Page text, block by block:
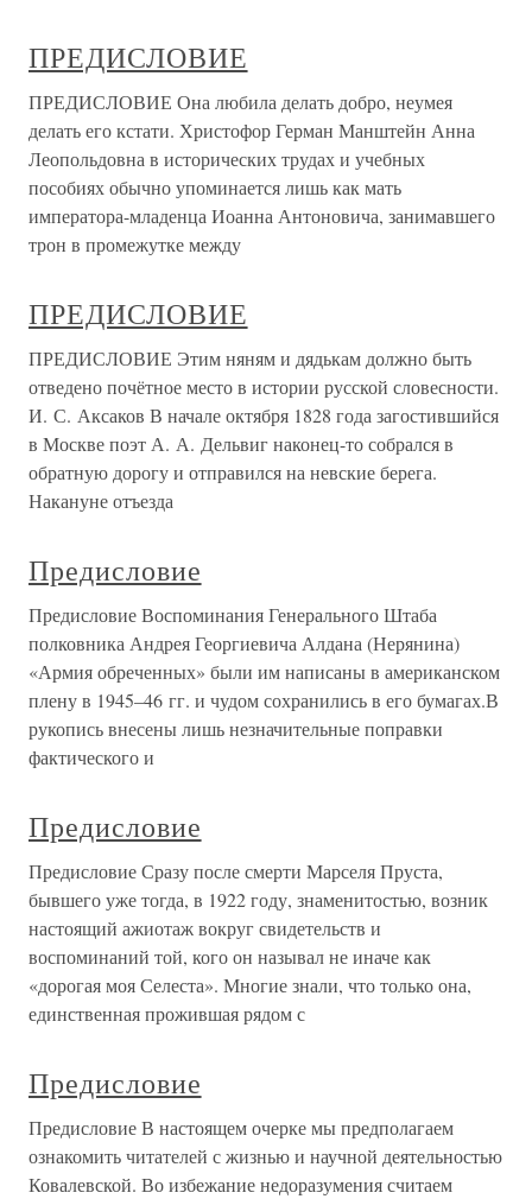
ПРЕДИСЛОВИЕ
ПРЕДИСЛОВИЕ Она любила делать добро, неумея
делать его кстати. Христофор Герман Манштейн Анна
Леопольдовна в исторических трудах и учебных
пособиях обычно упоминается лишь как мать
императора-младенца Иоанна Антоновича, занимавшего
трон в промежутке между
ПРЕДИСЛОВИЕ
ПРЕДИСЛОВИЕ Этим няням и дядькам должно быть
отведено почётное место в истории русской словесности.
И. С. Аксаков В начале октября 1828 года загостившийся
в Москве поэт А. А. Дельвиг наконец-то собрался в
обратную дорогу и отправился на невские берега.
Накануне отъезда
Предисловие
Предисловие Воспоминания Генерального Штаба
полковника Андрея Георгиевича Алдана (Нерянина)
«Армия обреченных» были им написаны в американском
плену в 1945–46 гг. и чудом сохранились в его бумагах.В
рукопись внесены лишь незначительные поправки
фактического и
Предисловие
Предисловие Сразу после смерти Марселя Пруста,
бывшего уже тогда, в 1922 году, знаменитостью, возник
настоящий ажиотаж вокруг свидетельств и
воспоминаний той, кого он называл не иначе как
«дорогая моя Селеста». Многие знали, что только она,
единственная прожившая рядом с
Предисловие
Предисловие В настоящем очерке мы предполагаем
ознакомить читателей с жизнью и научной деятельностью
Ковалевской. Во избежание недоразумения считаем